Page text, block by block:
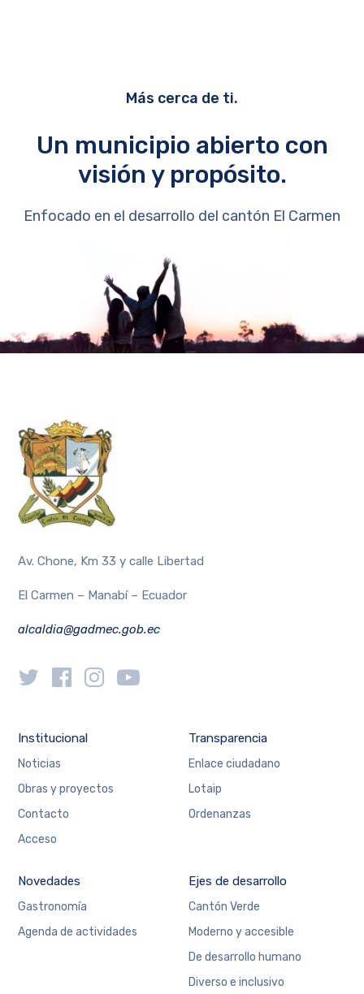
Más cerca de ti.
Un municipio abierto con
visión y propósito.
Enfocado en el desarrollo del cantón El Carmen
Av. Chone, Km 33 y calle Libertad
El Carmen – Manabí – Ecuador
alcaldia@gadmec.gob.ec
Institucional
Noticias
Obras y proyectos
Contacto
Acceso
Transparencia
Enlace ciudadano
Lotaip
Ordenanzas
Novedades
Gastronomía
Agenda de actividades
Ejes de desarrollo
Cantón Verde
Moderno y accesible
De desarrollo humano
Diverso e inclusivo